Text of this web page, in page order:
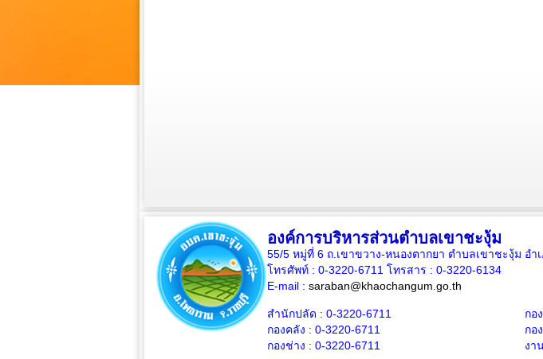
องค์การบริหารส่วนตำบลเขาชะงุ้ม
55/5 หมู่ที่ 6 ถ.เขาขวาง-หนองตากยา ตำบลเขาชะงุ้ม อำ
โทรศัพท์ : 0-3220-6711 โทรสาร : 0-3220-6134
E-mail : saraban@khaochangum.go.th
สำนักปลัด : 0-3220-6711
กองคลัง : 0-3220-6711
กองช่าง : 0-3220-6711
กอ
กอ
งา